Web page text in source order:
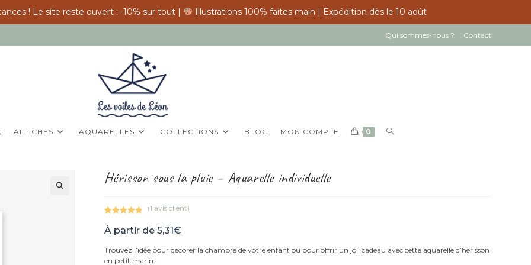
! Le site reste ouvert : -10% sur tout |
Illustrations 100% faites main | Expédition dès le 10 août
Qui sommes-nous ? Contact
AFFICHES AQUARELLES COLLECTIONS BLOG MON COMPTE 0
TOGGLE
Hérisson sous la pluie – Aquarelle individuelle
sur 5
notation
(1 avis client)
À partir de 5,31€
Trouvez l’idée pour décorer la chambre de votre enfant ou pour offrir un joli cadeau avec cette aquarelle d’hérisson
en petit marin !